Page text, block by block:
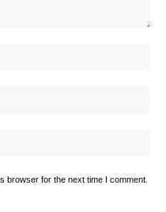
browser for the next time I comment.